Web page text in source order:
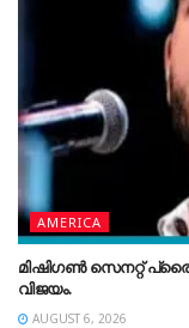
AMERICA
മിഷിഗൺ സെനറ്റ്
വിജയം.
AUGUST 6, 2026